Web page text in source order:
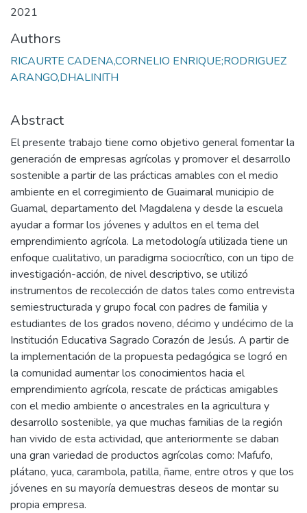
2021
Authors
RICAURTE CADENA,CORNELIO ENRIQUE;RODRIGUEZ
ARANGO,DHALINITH
Abstract
El presente trabajo tiene como objetivo general fomentar la
generación de empresas agrícolas y promover el desarrollo
sostenible a partir de las prácticas amables con el medio
ambiente en el corregimiento de Guaimaral municipio de
Guamal, departamento del Magdalena y desde la escuela
ayudar a formar los jóvenes y adultos en el tema del
emprendimiento agrícola. La metodología utilizada tiene un
enfoque cualitativo, un paradigma sociocrítico, con un tipo de
investigación-acción, de nivel descriptivo, se utilizó
instrumentos de recolección de datos tales como entrevista
semiestructurada y grupo focal con padres de familia y
estudiantes de los grados noveno, décimo y undécimo de la
Institución Educativa Sagrado Corazón de Jesús. A partir de
la implementación de la propuesta pedagógica se logró en
la comunidad aumentar los conocimientos hacia el
emprendimiento agrícola, rescate de prácticas amigables
con el medio ambiente o ancestrales en la agricultura y
desarrollo sostenible, ya que muchas familias de la región
han vivido de esta actividad, que anteriormente se daban
una gran variedad de productos agrícolas como: Mafufo,
plátano, yuca, carambola, patilla, ñame, entre otros y que los
jóvenes en su mayoría demuestras deseos de montar su
propia empresa.